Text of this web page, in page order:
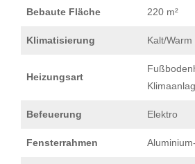
Bebaute Fläche 220 m²
Klimatisierung Kalt/Warm
Heizungsart
Befeuerung Elektro
Fensterrahmen